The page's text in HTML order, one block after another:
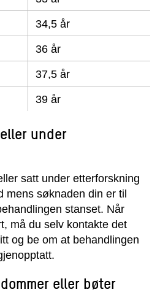
34,5 år
36 år
37,5 år
39 år
under
satt under etterforskning
mens søknaden din er til
stanset. Når
må du selv kontakte det
og be om at behandlingen
eller bøter